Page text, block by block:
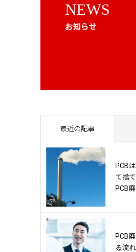
NEWS
お知らせ
最近の記事
PCB
て捨
PCB廃
PCB
る流